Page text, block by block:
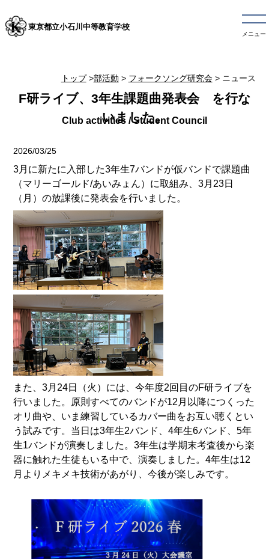
東京都立小石川中等教育学校
メニュー
トップ>部活動 > フォークソング研究会> ニュース
F研ライブ、3年生課題曲発表会 を行な
いました。
2026/03/25
3月に新たに入部した3年生7バンドが仮バンドで課題曲
（マリーゴールド/あいみょん）に取組み、3月23日
（月）の放課後に発表会を行いました。
また、3月24日（火）には、今年度2回目のF研ライブを
行いました。原則すべてのバンドが12月以降につくった
オリ曲や、いま練習しているカバー曲をお互い聴くとい
う試みです。当日は3年生2バンド、4年生6バンド、5年
生1バンドが演奏しました。3年生は学期末考査後から楽
器に触れた生徒もいる中で、演奏しました。4年生は12
月よりメキメキ技術があがり、今後が楽しみです。